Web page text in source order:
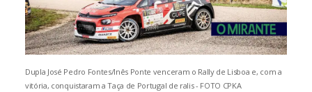
Dupla José Pedro Fontes/Inês Ponte venceram o Rally de Lisboa e, com a
vitória, conquistaram a Taça de Portugal de ralis - FOTO CPKA